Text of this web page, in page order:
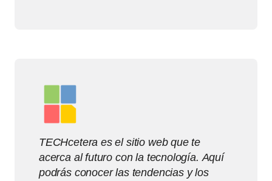
TECHcetera es el sitio web que te
acerca al futuro con la tecnología. Aquí
podrás conocer las tendencias y los